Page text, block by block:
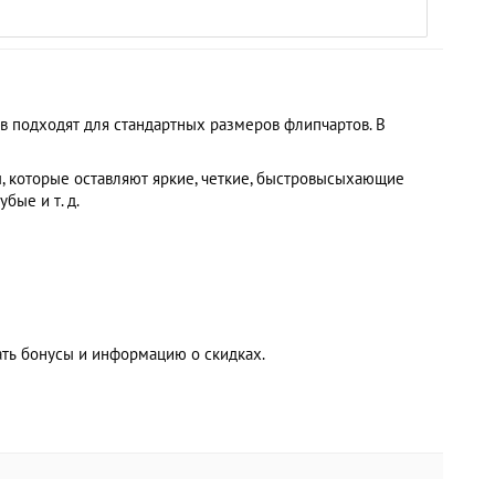
для стандартных размеров флипчартов. В
оставляют яркие, четкие, быстровысыхающие
и т. д.
бонусы и информацию о скидках.